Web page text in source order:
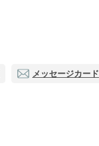
メッセージカード